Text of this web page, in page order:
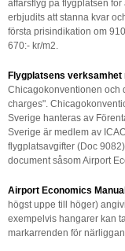
affärsflyg på flygplatsen
erbjudits att stanna kvar
första prisindikation om
670:- kr/m2.
Flygplatsens
Chicagokonventionen och
charges".
Sverige hanteras av
Sverige är medlem av
flygplatsavgifter (Doc
document såsom Airport
Airport Economics
högst uppe till höger)
exempelvis hangarer kan
markarrenden för